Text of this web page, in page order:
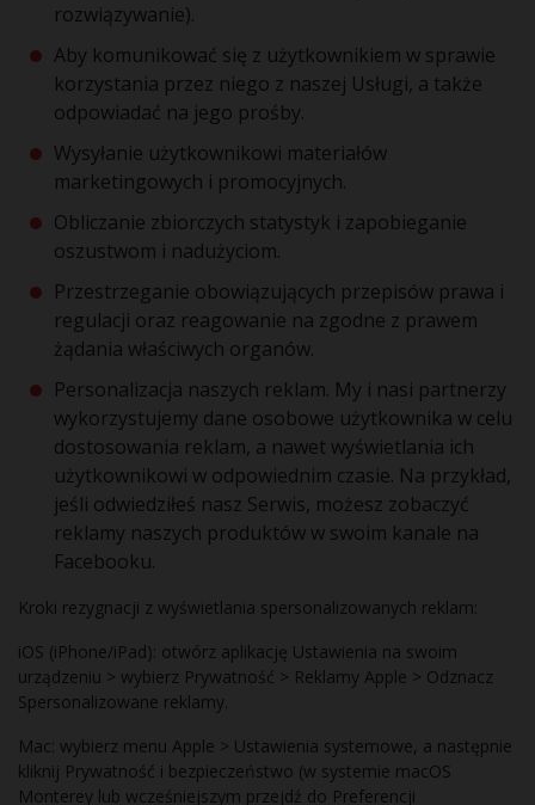
rozwiązywanie).
Aby komunikować się z użytkownikiem w sprawie
korzystania przez niego z naszej Usługi, a także
odpowiadać na jego prośby.
Wysyłanie użytkownikowi materiałów
marketingowych i promocyjnych.
Obliczanie zbiorczych statystyk i zapobieganie
oszustwom i nadużyciom.
Przestrzeganie obowiązujących przepisów prawa i
regulacji oraz reagowanie na zgodne z prawem
żądania właściwych organów.
Personalizacja naszych reklam. My i nasi partnerzy
wykorzystujemy dane osobowe użytkownika w celu
dostosowania reklam, a nawet wyświetlania ich
użytkownikowi w odpowiednim czasie. Na przykład,
jeśli odwiedziłeś nasz Serwis, możesz zobaczyć
reklamy naszych produktów w swoim kanale na
Facebooku.
Kroki rezygnacji z wyświetlania spersonalizowanych reklam:
iOS (iPhone/iPad): otwórz aplikację Ustawienia na swoim
urządzeniu > wybierz Prywatność > Reklamy Apple > Odznacz
Spersonalizowane reklamy.
Mac: wybierz menu Apple > Ustawienia systemowe, a następnie
kliknij Prywatność i bezpieczeństwo (w systemie macOS
Monterey lub wcześniejszym przejdź do Preferencji